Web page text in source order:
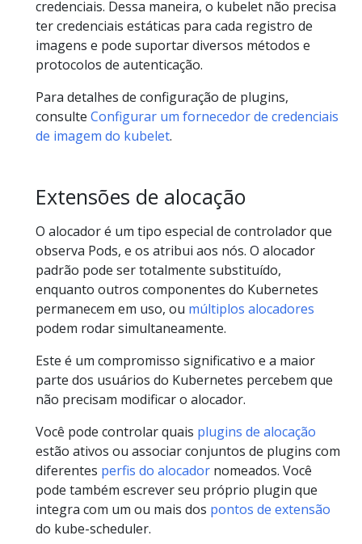
credenciais. Dessa maneira, o kubelet não precisa
ter credenciais estáticas para cada registro de
imagens e pode suportar diversos métodos e
protocolos de autenticação.
Para detalhes de configuração de plugins,
consulte Configurar um fornecedor de credenciais
de imagem do kubelet.
Extensões de alocação
O alocador é um tipo especial de controlador que
observa Pods, e os atribui aos nós. O alocador
padrão pode ser totalmente substituído,
enquanto outros componentes do Kubernetes
permanecem em uso, ou múltiplos alocadores
podem rodar simultaneamente.
Este é um compromisso significativo e a maior
parte dos usuários do Kubernetes percebem que
não precisam modificar o alocador.
Você pode controlar quais plugins de alocação
estão ativos ou associar conjuntos de plugins com
diferentes perfis do alocador nomeados. Você
pode também escrever seu próprio plugin que
integra com um ou mais dos pontos de extensão
do kube-scheduler.